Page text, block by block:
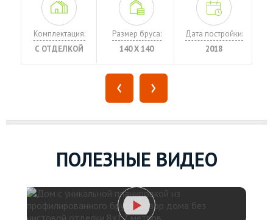
Комплектация:
С ОТДЕЛКОЙ
Размер бруса:
140 Х 140
Дата постройки:
2018
‹ ›
ПОЛЕЗНЫЕ ВИДЕО